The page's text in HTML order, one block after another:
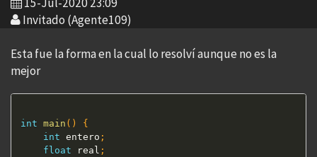
Invitado (Agente109)
Esta fue la forma en la cual lo resolví aunque no es la
mejor
int main ( )
{
int entero ;
float real ;